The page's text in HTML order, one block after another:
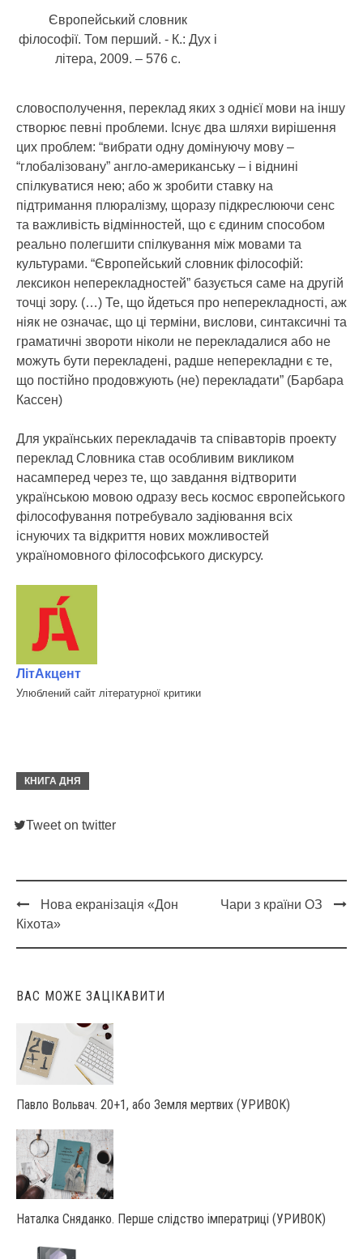
Європейський словник
філософії. Том перший. - К.: Дух і
літера, 2009. – 576 с.
словосполучення, переклад яких з однієї мови на іншу
створює певні проблеми. Існує два шляхи вирішення
цих проблем: “вибрати одну домінуючу мову –
“глобалізовану” англо-американську – і віднині
спілкуватися нею; або ж зробити ставку на
підтримання плюралізму, щоразу підкреслюючи сенс
та важливість відмінностей, що є єдиним способом
реально полегшити спілкування між мовами та
культурами. “Європейський словник філософій:
лексикон неперекладностей” базується саме на другій
точці зору. (…) Те, що йдеться про неперекладності, аж
ніяк не означає, що ці терміни, вислови, синтаксичні та
граматичні звороти ніколи не перекладалися або не
можуть бути перекладені, радше неперекладни є те,
що постійно продовжують (не) перекладати” (Барбара
Кассен)
Для українських перекладачів та співавторів проекту
переклад Словника став особливим викликом
насамперед через те, що завдання відтворити
українською мовою одразу весь космос європейського
філософування потребувало задіювання всіх
існуючих та відкриття нових можливостей
україномовного філософського дискурсу.
ЛітАкцент
Улюблений сайт літературної критики
КНИГА ДНЯ
Tweet on twitter
Post
navigation
Нова екранізація «Дон
Кіхота»
Чари з країни ОЗ
ВАС МОЖЕ ЗАЦІКАВИТИ
Павло Вольвач. 20+1, або Земля мертвих (УРИВОК)
Наталка Сняданко. Перше слідство імператриці (УРИВОК)